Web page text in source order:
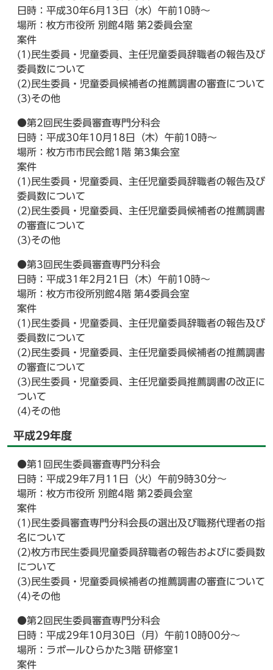
日時：平成30年6月13日（水）午前10時～
場所：枚方市役所 別館4階 第2委員会室
案件
(1)民生委員・児童委員、主任児童委員辞職者の報告及び
委員数について
(2)民生委員・児童委員候補者の推薦調書の審査について
(3)その他
●第2回民生委員審査専門分科会
日時：平成30年10月18日（木）午前10時～
場所：枚方市市民会館1階 第3集会室
案件
(1)民生委員・児童委員、主任児童委員辞職者の報告及び
委員数について
(2)民生委員・児童委員、主任児童委員候補者の推薦調書
の審査について
(3)その他
●第3回民生委員審査専門分科会
日時：平成31年2月21日（木）午前10時～
場所：枚方市役所別館4階 第4委員会室
案件
(1)民生委員・児童委員、主任児童委員辞職者の報告及び
委員数について
(2)民生委員・児童委員、主任児童委員候補者の推薦調書
の審査について
(3)民生委員・児童委員、主任児童委員推薦調書の改正に
ついて
(4)その他
平成29年度
●第1回民生委員審査専門分科会
日時：平成29年7月11日（火）午前9時30分～
場所：枚方市役所 別館4階 第2委員会室
案件
(1)民生委員審査専門分科会長の選出及び職務代理者の指
名について
(2)枚方市民生委員児童委員辞職者の報告およびに委員数
について
(3)民生委員・児童委員候補者の推薦調書の審査について
(4)その他
●第2回民生委員審査専門分科会
日時：平成29年10月30日（月）午前10時00分～
場所：ラポールひらかた3階 研修室1
案件